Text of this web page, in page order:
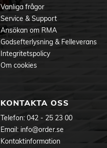
Vanliga frågor
Service & Support
Ansökan om RMA
Godsefterlysning & Felleverans
Integritetspolicy
Om cookies
KONTAKTA OSS
Telefon: 042 - 25 23 00
Email: info@order.se
Kontaktinformation